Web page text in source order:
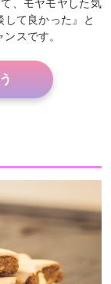
、モヤモヤした気
て良かった』と
スです。